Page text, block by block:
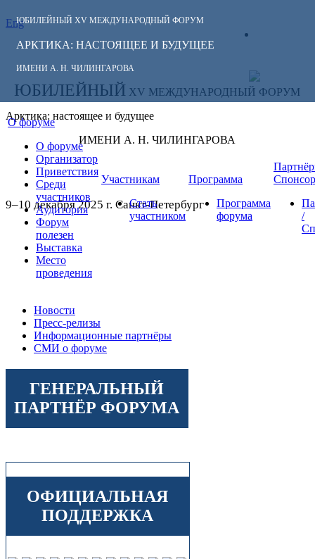
ЮБИЛЕЙНЫЙ XV МЕЖДУНАРОДНЫЙ ФОРУМ
АРКТИКА: НАСТОЯЩЕЕ И БУДУЩЕЕ
ИМЕНИ А. Н. ЧИЛИНГАРОВА
Eng
СЛЕДИТЕ ЗА
НОВОСТЯМИ
ФОРУМА:
ЮБИЛЕЙНЫЙ XV МЕЖДУНАРОДНЫЙ ФОРУМ
Арктика: настоящее и будущее
ИМЕНИ А. Н. ЧИЛИНГАРОВА
9–10 декабря 2025 г. Санкт-Петербург
О форуме
О форуме
Организатор
Приветствия
Среди
участников
Аудитория
Форум
полезен
Выставка
Место
проведения
Участникам
Стать
участником
Программа
Программа
форума
/
Новости
Пресс-релизы
Информационные партнёры
СМИ о форуме
ГЕНЕРАЛЬНЫЙ
ПАРТНЁР ФОРУМА
ОФИЦИАЛЬНАЯ
ПОДДЕРЖКА